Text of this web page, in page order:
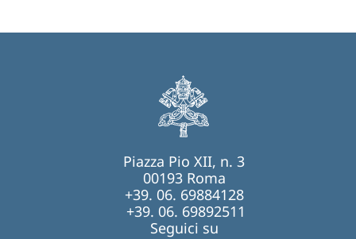
Piazza Pio XII, n. 3
00193 Roma
+39. 06. 69884128
+39. 06. 69892511
Seguici su